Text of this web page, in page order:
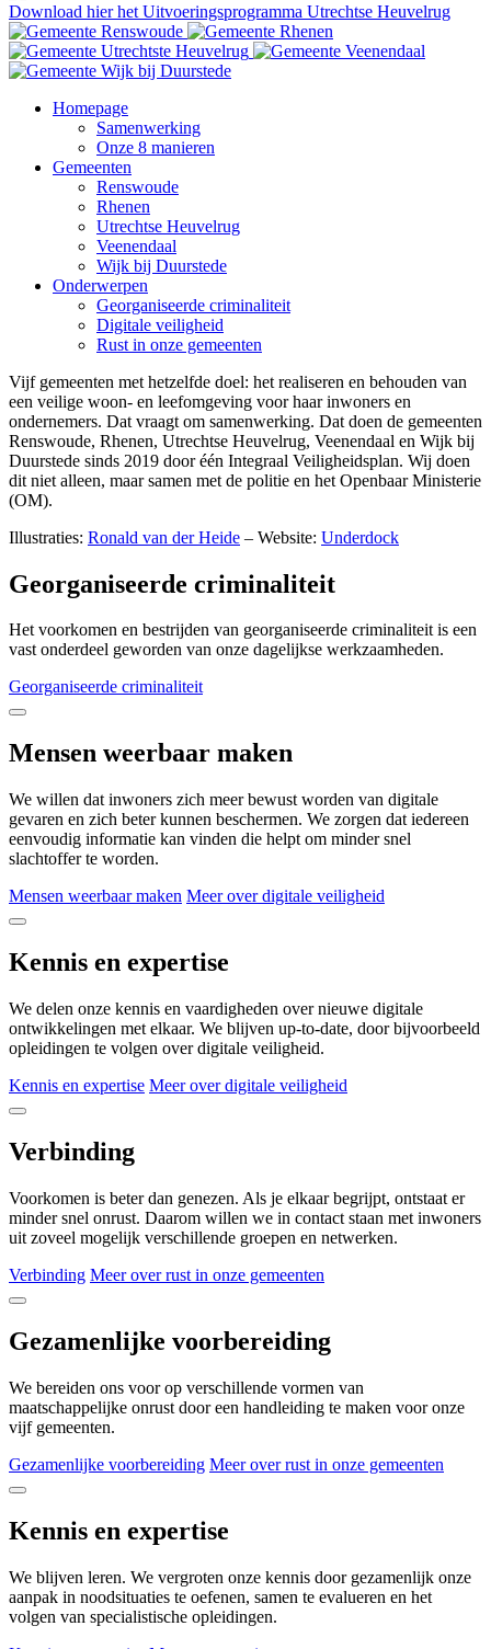
Download hier het Uitvoeringsprogramma Utrechtse Heuvelrug
Homepage
Samenwerking
Onze 8 manieren
Gemeenten
Renswoude
Rhenen
Utrechtse Heuvelrug
Veenendaal
Wijk bij Duurstede
Onderwerpen
Georganiseerde criminaliteit
Digitale veiligheid
Rust in onze gemeenten
Vijf gemeenten met hetzelfde doel: het realiseren en behouden van
een veilige woon- en leefomgeving voor haar inwoners en
ondernemers. Dat vraagt om samenwerking. Dat doen de gemeenten
Renswoude, Rhenen, Utrechtse Heuvelrug, Veenendaal en Wijk bij
Duurstede sinds 2019 door één Integraal Veiligheidsplan. Wij doen
dit niet alleen, maar samen met de politie en het Openbaar Ministerie
(OM).
Illustraties: Ronald van der Heide – Website: Underdock
Georganiseerde criminaliteit
Het voorkomen en bestrijden van georganiseerde criminaliteit is een
vast onderdeel geworden van onze dagelijkse werkzaamheden.
Georganiseerde criminaliteit
Mensen weerbaar maken
We willen dat inwoners zich meer bewust worden van digitale
gevaren en zich beter kunnen beschermen. We zorgen dat iedereen
eenvoudig informatie kan vinden die helpt om minder snel
slachtoffer te worden.
Mensen weerbaar maken Meer over digitale veiligheid
Kennis en expertise
We delen onze kennis en vaardigheden over nieuwe digitale
ontwikkelingen met elkaar. We blijven up-to-date, door bijvoorbeeld
opleidingen te volgen over digitale veiligheid.
Kennis en expertise Meer over digitale veiligheid
Verbinding
Voorkomen is beter dan genezen. Als je elkaar begrijpt, ontstaat er
minder snel onrust. Daarom willen we in contact staan met inwoners
uit zoveel mogelijk verschillende groepen en netwerken.
Verbinding Meer over rust in onze gemeenten
Gezamenlijke voorbereiding
We bereiden ons voor op verschillende vormen van
maatschappelijke onrust door een handleiding te maken voor onze
vijf gemeenten.
Gezamenlijke voorbereiding Meer over rust in onze gemeenten
Kennis en expertise
We blijven leren. We vergroten onze kennis door gezamenlijk onze
aanpak in noodsituaties te oefenen, samen te evalueren en het
volgen van specialistische opleidingen.